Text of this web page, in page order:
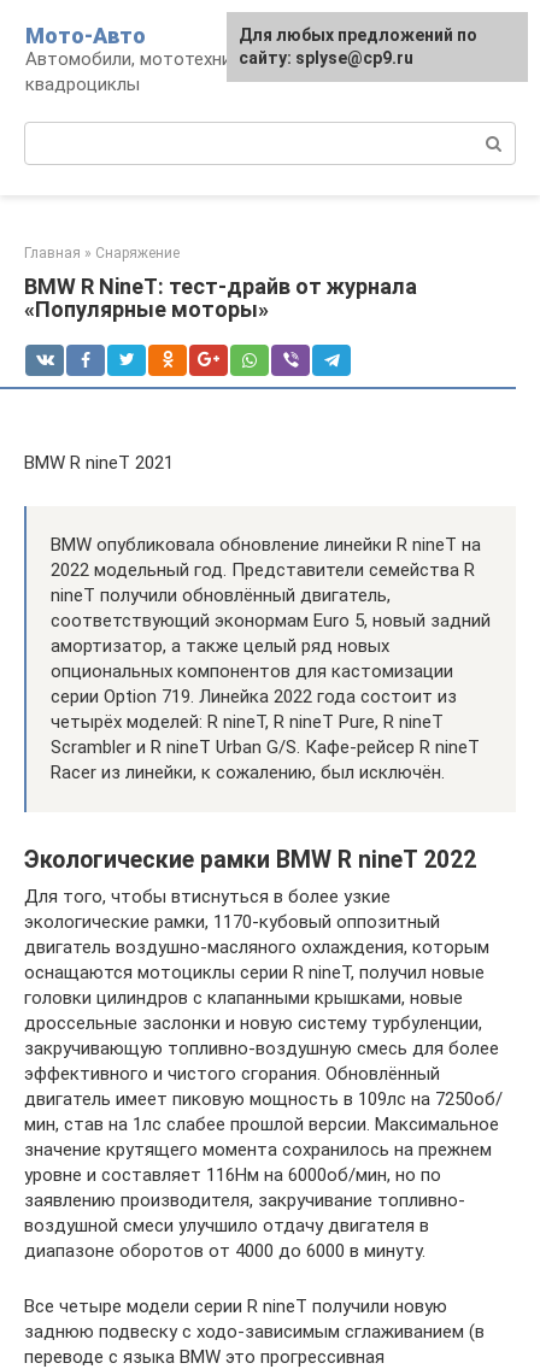
контенту
Мото-Авто
Автомобили, мототехника, снегоходы,
квадроциклы
Главная » Снаряжение
BMW R NineT: тест-драйв от журнала
«Популярные моторы»
BMW R nineT 2021
BMW опубликовала обновление линейки R nineT на
2022 модельный год. Представители семейства R
nineT получили обновлённый двигатель,
соответствующий эконормам Euro 5, новый задний
амортизатор, а также целый ряд новых
опциональных компонентов для кастомизации
серии Option 719. Линейка 2022 года состоит из
четырёх моделей: R nineT, R nineT Pure, R nineT
Scrambler и R nineT Urban G/S. Кафе-рейсер R nineT
Racer из линейки, к сожалению, был исключён.
Экологические рамки BMW R nineT 2022
Для того, чтобы втиснуться в более узкие
экологические рамки, 1170-кубовый оппозитный
двигатель воздушно-масляного охлаждения, которым
оснащаются мотоциклы серии R nineT, получил новые
головки цилиндров с клапанными крышками, новые
дроссельные заслонки и новую систему турбуленции,
закручивающую топливно-воздушную смесь для более
эффективного и чистого сгорания. Обновлённый
двигатель имеет пиковую мощность в 109лс на 7250об/
мин, став на 1лс слабее прошлой версии. Максимальное
значение крутящего момента сохранилось на прежнем
уровне и составляет 116Нм на 6000об/мин, но по
заявлению производителя, закручивание топливно-
воздушной смеси улучшило отдачу двигателя в
диапазоне оборотов от 4000 до 6000 в минуту.
Все четыре модели серии R nineT получили новую
заднюю подвеску с ходо-зависимым сглаживанием (в
переводе с языка BMW это прогрессивная
Для любых предложений по
сайту: splyse@cp9.ru